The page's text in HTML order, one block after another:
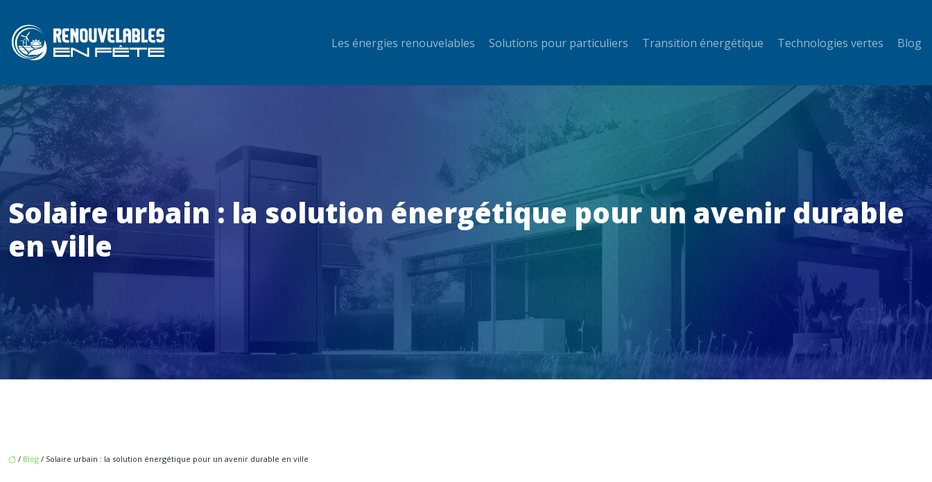
Les énergies renouvelables Solutions pour particuliers Transition énergétique Technologies vertes Blog
Solaire urbain : la solution énergétique pour un avenir durable
en ville
/ Blog / Solaire urbain : la solution énergétique pour un avenir durable en ville